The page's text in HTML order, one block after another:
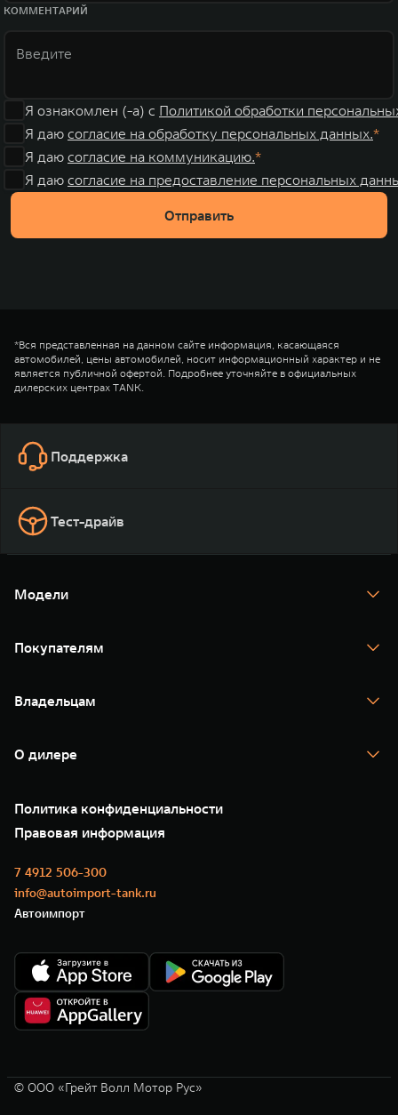
КОММЕНТАРИЙ
Я ознакомлен (-а) с Политикой обработки
Я даю согласие на обработку персональных данных.
Я даю согласие на коммуникацию.
Я даю согласие на предоставление персональных
Отправить
*Вся представленная на данном сайте информация, касающаяся
автомобилей, цены автомобилей, носит информационный характер и не
является публичной офертой. Подробнее уточняйте в официальных
дилерских центрах TANK.
Поддержка
Тест-драйв
Модели
TANK 400
TANK 500
Покупателям
Тест-драйв
TANK Финансы
Корпоративным клиентам
Зарядные станции
Владельцам
Помощь на дороге
Новые цифровые сервисы TANK
Сервис
Нулевое ТО
Моторные масла
О дилере
35 лет GWM
GWM ТЕХ ДЕНЬ
Новости
Политика конфиденциальности
Правовая информация
7 4912 506-300
info@autoimport-tank.ru
Автоимпорт
© ООО «Грейт Волл Мотор Рус»